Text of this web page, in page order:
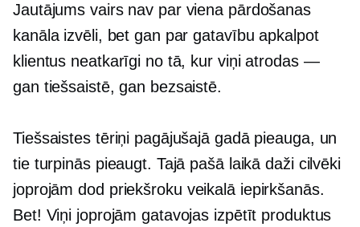
Jautājums vairs nav par viena pārdošanas
kanāla izvēli, bet gan par gatavību apkalpot
klientus neatkarīgi no tā, kur viņi atrodas —
gan tiešsaistē, gan bezsaistē.
Tiešsaistes tēriņi pagājušajā gadā pieauga, un
tie turpinās pieaugt. Tajā pašā laikā daži cilvēki
joprojām dod priekšroku veikalāiepirkšanās.
Bet! Viņi joprojām gatavojas izpētīt produktus